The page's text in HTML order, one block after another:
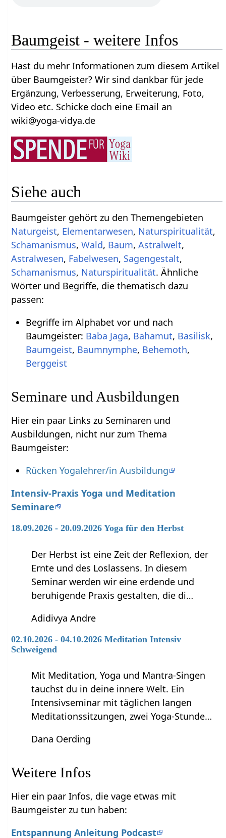
Baumgeist - weitere Infos
Hast du mehr Informationen zum diesem Artikel
über Baumgeister? Wir sind dankbar für jede
Ergänzung, Verbesserung, Erweiterung, Foto,
Video etc. Schicke doch eine Email an
wiki@yoga-vidya.de
Siehe auch
Baumgeister gehört zu den Themengebieten
Naturgeist, Elementarwesen, Naturspiritualität,
Schamanismus,Wald, Baum,Astralwelt,
Astralwesen, Fabelwesen, Sagengestalt,
Schamanismus, Naturspiritualität. Ähnliche
Wörter und Begriffe, die thematisch dazu
passen:
Begriffe im Alphabet vor und nach
Baumgeister: Baba Jaga, Bahamut, Basilisk,
Baumgeist, Baumnymphe, Behemoth,
Berggeist
Seminare und Ausbildungen
Hier ein paar Links zu Seminaren und
Ausbildungen, nicht nur zum Thema
Baumgeister:
Rücken Yogalehrer/in Ausbildung
Intensiv-Praxis Yoga und Meditation
Seminare
18.09.2026 - 20.09.2026 Yoga für den Herbst
Der Herbst ist eine Zeit der Reflexion, der
Ernte und des Loslassens. In diesem
Seminar werden wir eine erdende und
beruhigende Praxis gestalten, die di…
Adidivya Andre
02.10.2026 - 04.10.2026 Meditation Intensiv
Schweigend
Mit Meditation, Yoga und Mantra-Singen
tauchst du in deine innere Welt. Ein
Intensivseminar mit täglichen langen
Meditationssitzungen, zwei Yoga-Stunde…
Dana Oerding
Weitere Infos
Hier ein paar Infos, die vage etwas mit
Baumgeister zu tun haben:
Entspannung Anleitung Podcast